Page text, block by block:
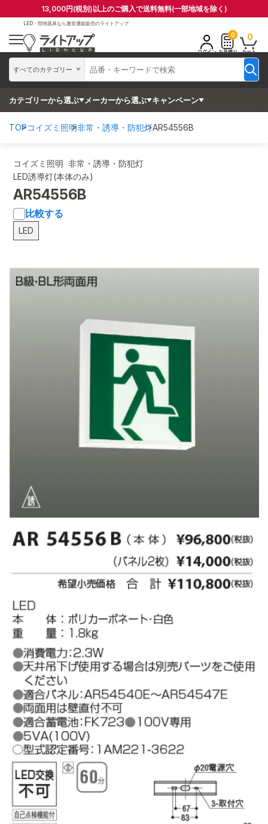
13,000円(税別)以上のご購入で送料無料(一部地域を除く)
LED・照明器具なら激安通販販売のライトアップ
すべてのカテゴリー
ログイン
0
お見積り
0
カート
カテゴリーから選ぶ メーカーから選ぶ キャンペーン
TOPコイズミ照明非常・誘導・防犯灯AR54556B
コイズミ照明 非常・誘導・防犯灯
LED誘導灯(本体のみ)
AR54556B
比較する
LED